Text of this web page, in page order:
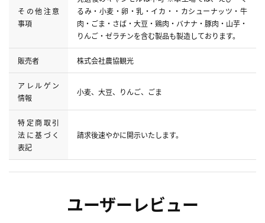
その他注意
事項
るみ・小麦・卵・乳・イカ・・カシューナッツ・牛
肉・ごま・さば・大豆・鶏肉・バナナ・豚肉・山芋・
りんご・ゼラチンを含む製品も製造しております。
販売者 株式会社農協観光
アレルゲン
情報
小麦、大豆、りんご、ごま
特定商取引
法に基づく
表記
請求後速やかに開示いたします。
ユーザーレビュー